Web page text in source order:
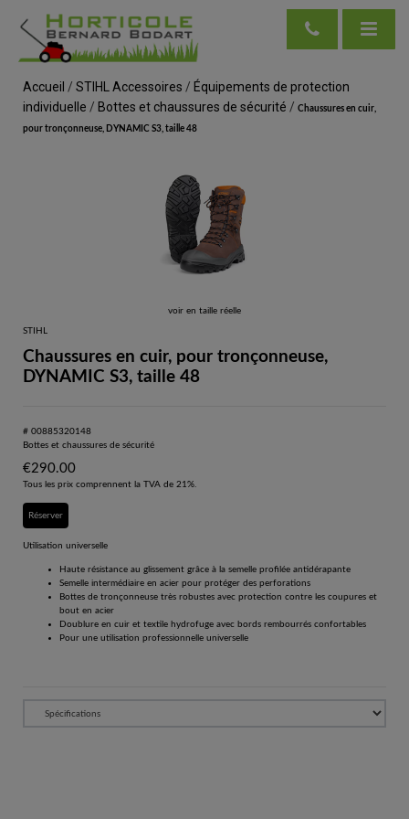
Accueil / STIHL Accessoires / Équipements de protection
individuelle / Bottes et chaussures de sécurité / Chaussures en cuir,
pour tronçonneuse, DYNAMIC S3, taille 48
voir en taille réelle
STIHL
Chaussures en cuir, pour tronçonneuse,
DYNAMIC S3, taille 48
# 00885320148
Bottes et chaussures de sécurité
€290.00
Tous les prix comprennent la TVA de 21%.
Réserver
Utilisation universelle
Haute résistance au glissement grâce à la semelle profilée antidérapante
Semelle intermédiaire en acier pour protéger des perforations
Bottes de tronçonneuse très robustes avec protection contre les coupures et
bout en acier
Doublure en cuir et textile hydrofuge avec bords rembourrés confortables
Pour une utilisation professionnelle universelle